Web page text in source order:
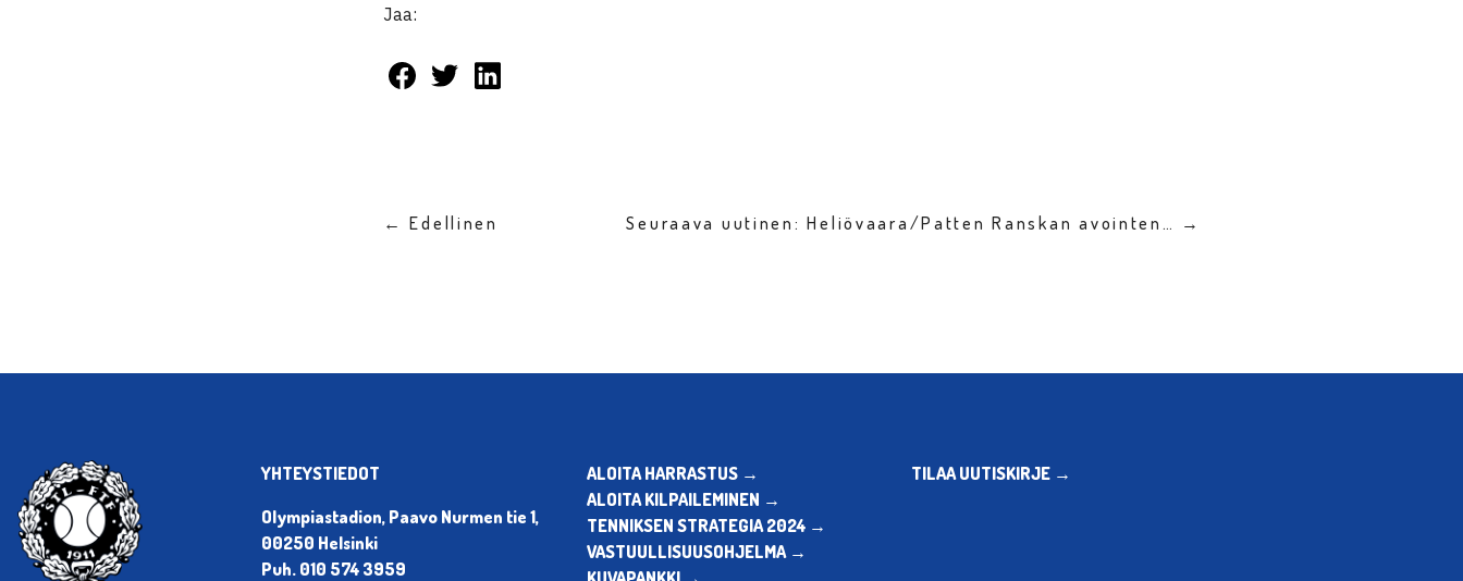
Jaa:
← Edellinen Seuraava uutinen: Heliövaara/Patten Ranskan avointen… →
YHTEYSTIEDOT
Olympiastadion, Paavo Nurmen tie 1,
00250 Helsinki
Puh. 010 574 3959
ALOITA HARRASTUS →
ALOITA KILPAILEMINEN →
TENNIKSEN STRATEGIA 2024 →
VASTUULLISUUSOHJELMA →
TILAA UUTISKIRJE →